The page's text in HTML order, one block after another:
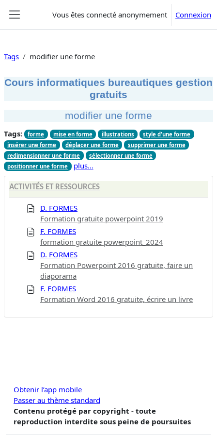
Vous êtes connecté anonymement Connexion
Tags modifier une forme
Cours informatiques bureautiques gestion
gratuits
modifier une forme
Tags: forme mise en forme illustrations
style d'une forme
insérer une forme
déplacer une forme
supprimer une forme
redimensionner une forme
sélectionner une forme
positionner une forme
plus…
ACTIVITÉS ET RESSOURCES
D. FORMES
Formation gratuite powerpoint 2019
F. FORMES
formation gratuite powerpoint_2024
D. FORMES
Formation Powerpoint 2016 gratuite, faire un
diaporama
F. FORMES
Formation Word 2016 gratuite, écrire un livre
Obtenir l’app mobile
Passer au thème standard
Contenu protégé par copyright - toute
reproduction interdite sous peine de poursuites